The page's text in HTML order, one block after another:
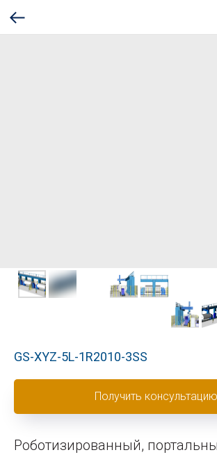
GS-XYZ-5L-1R2010-3SS
Получить консультацию
Роботизированный,